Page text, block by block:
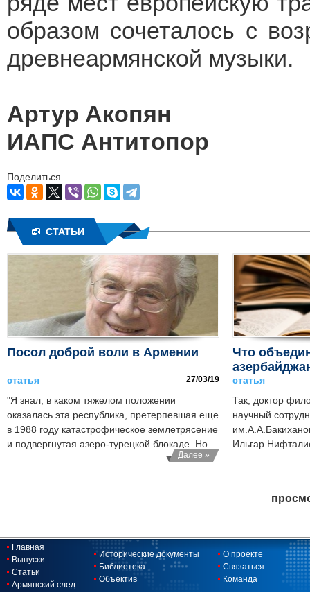
образом сочеталось с
древнеармянской музыки.
Артур Акопян
ИАПС Антитопор
Поделиться
СТАТЬИ
Посол доброй воли в Армении
статья 27/03/19
"Я знал, в каком тяжелом положении
оказалась эта республика, претерпевшая еще
в 1988 году катастрофическое землетрясение
и подвергнутая азеро-турецкой блокаде. Но
мне казалось, что я могу чем-то помочьДалее »
Что
статья
Так, доктор
научный
Ильгар
Главная
Выпуски
Статьи
Армянский след
Исторические документы
Библиотека
Объектив
О проекте
Связаться
Команда